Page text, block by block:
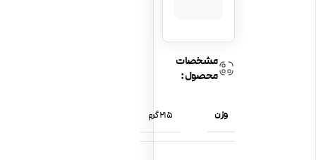
مشخصات
محصول:
وزن 215 گرم